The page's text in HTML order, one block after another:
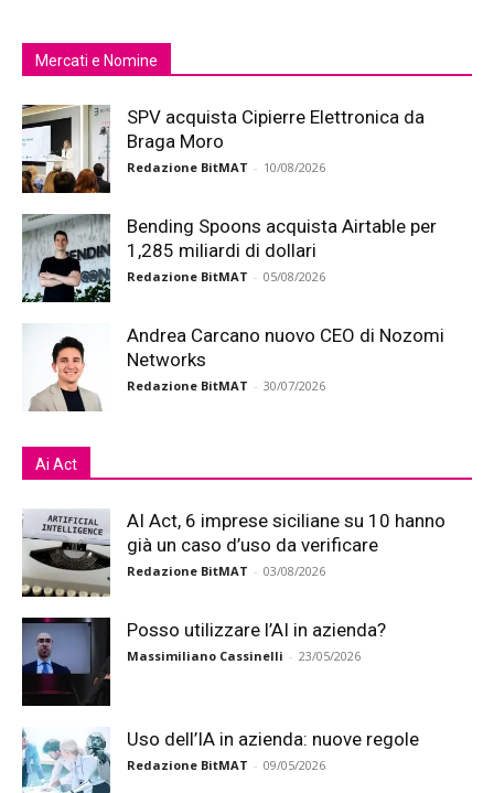
Mercati e Nomine
SPV acquista Cipierre Elettronica da
Braga Moro
Redazione BitMAT - 10/08/2026
Bending Spoons acquista Airtable per
1,285 miliardi di dollari
Redazione BitMAT - 05/08/2026
Andrea Carcano nuovo CEO di Nozomi
Networks
Redazione BitMAT - 30/07/2026
Ai Act
AI Act, 6 imprese siciliane su 10 hanno
già un caso d’uso da verificare
Redazione BitMAT - 03/08/2026
Posso utilizzare l’AI in azienda?
Massimiliano Cassinelli - 23/05/2026
Uso dell’IA in azienda: nuove regole
Redazione BitMAT - 09/05/2026